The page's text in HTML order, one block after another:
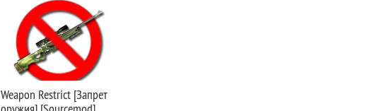
Weapon Restrict [Запрет